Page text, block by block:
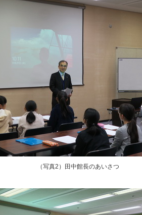
（写真2）田中館長のあいさつ